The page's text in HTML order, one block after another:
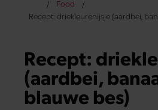
Food
Recept: driekleurenijsje (aardbei,
Recept:
(aardbei,
blauwe bes)